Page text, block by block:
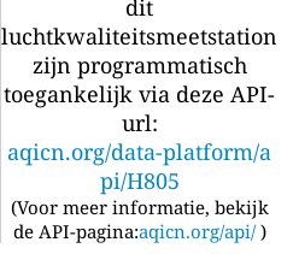
dit
luchtkwaliteitsmeetstation
zijn programmatisch
toegankelijk via deze API-
url:
aqicn.org/data-platform/a
pi/H805
(Voor meer informatie, bekijk
de API-pagina:aqicn.org/api/ )